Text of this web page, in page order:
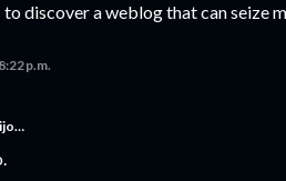
discover a weblog that can seize
p.m.